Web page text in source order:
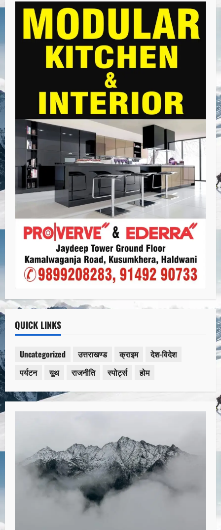
QUICK LINKS
Uncategorized उत्तराखण्ड क्राइम
देश-विदेश
पर्यटन
यूथ राजनीति स्पोर्ट्स होम